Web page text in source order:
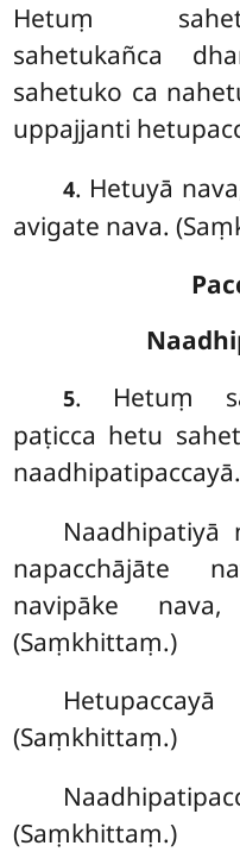
Hetuṃ
sahetukañca
sahetuko ca
uppajjanti
4. Hetuyā
avigate nava.
5. Hetuṃ
paṭicca hetu
Naadhipatiyā
napacchājāte
navipāke
(Saṃkhittaṃ.)
(Saṃkhittaṃ.)
(Saṃkhittaṃ.)